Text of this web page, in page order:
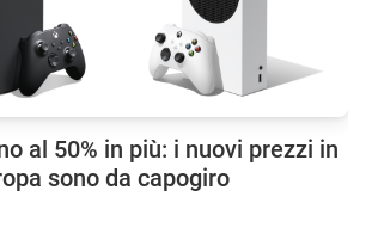
al 50% in più: i nuovi prezzi in
sono da capogiro